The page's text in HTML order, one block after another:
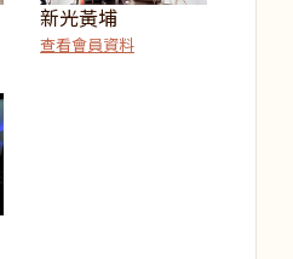
新光黃埔
查看會員資料